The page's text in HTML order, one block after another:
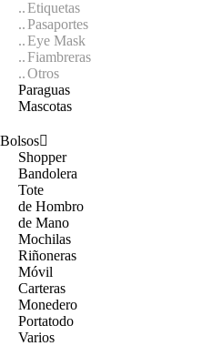
Etiquetas
Pasaportes
Eye Mask
Fiambreras
Otros
Paraguas
Mascotas
Bolsos
Shopper
Bandolera
Tote
de Hombro
de Mano
Mochilas
Riñoneras
Móvil
Carteras
Monedero
Portatodo
Varios